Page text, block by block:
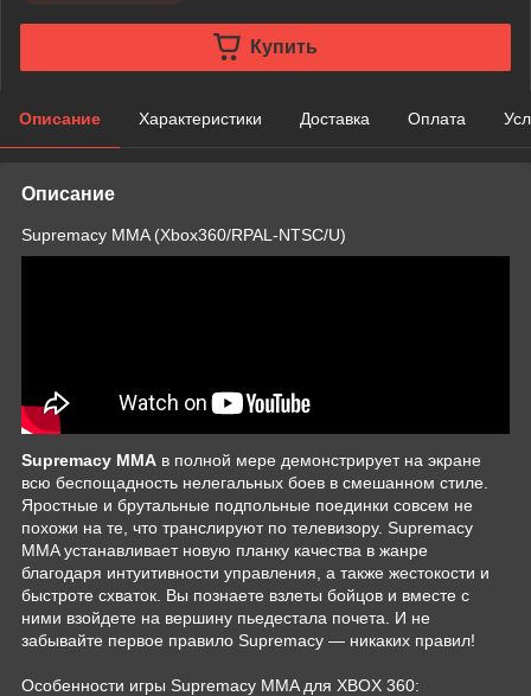
Купить
Описание Характеристики Доставка Оплата
Описание
Supremacy MMA (Xbox360/RPAL-NTSC/U)
Supremacy MMA в полной мере демонстрирует на экране
всю беспощадность нелегальных боев в смешанном стиле.
Яростные и брутальные подпольные поединки совсем не
похожи на те, что транслируют по телевизору. Supremacy
MMA устанавливает новую планку качества в жанре
благодаря интуитивности управления, а также жестокости и
быстроте схваток. Вы познаете взлеты бойцов и вместе с
ними взойдете на вершину пьедестала почета. И не
забывайте первое правило Supremacy — никаких правил!
Особенности игры Supremacy MMA для XBOX 360: